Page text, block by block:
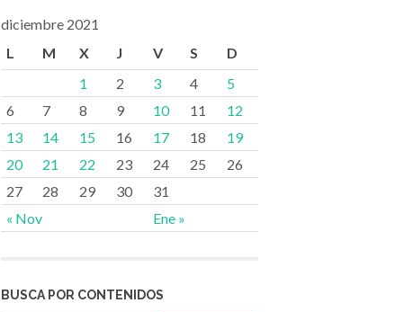
diciembre 2021
L
M X J V S D
« Nov Ene »
1 2 3 4
5
6
7 8 9 10 11
12
13
14 15 16 17 18
19
20
21 22 23 24 25
26
27
28 29 30 31
BUSCA POR CONTENIDOS